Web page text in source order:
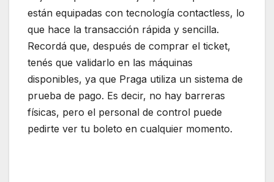
están equipadas con tecnología contactless, lo
que hace la transacción rápida y sencilla.
Recordá que, después de comprar el ticket,
tenés que validarlo en las máquinas
disponibles, ya que Praga utiliza un sistema de
prueba de pago. Es decir, no hay barreras
físicas, pero el personal de control puede
pedirte ver tu boleto en cualquier momento.